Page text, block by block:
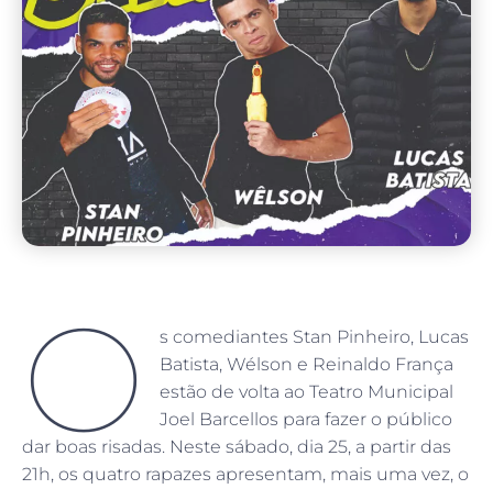
O
s comediantes Stan Pinheiro, Lucas
Batista, Wélson e Reinaldo França
estão de volta ao Teatro Municipal
Joel Barcellos para fazer o público
dar boas risadas. Neste sábado, dia 25, a partir das
21h, os quatro rapazes apresentam, mais uma vez, o